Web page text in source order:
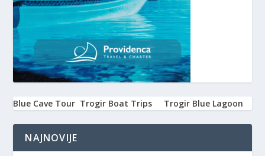
Blue Cave Tour Trogir Boat Trips Trogir Blue Lagoon
NAJNOVIJE